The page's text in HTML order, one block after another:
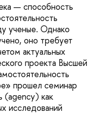
— способность
ученые. Однако
оно требует
актуальных
проекта Высшей
прошел семинар
(agency) как
исследований